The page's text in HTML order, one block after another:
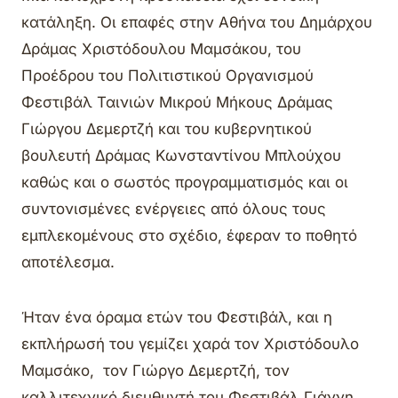
κατάληξη. Οι επαφές στην Αθήνα του Δημάρχου
Δράμας Χριστόδουλου Μαμσάκου, του
Προέδρου του Πολιτιστικού Οργανισμού
Φεστιβάλ Ταινιών Μικρού Μήκους Δράμας
Γιώργου Δεμερτζή και του κυβερνητικού
βουλευτή Δράμας Κωνσταντίνου Μπλούχου
καθώς και ο σωστός προγραμματισμός και οι
συντονισμένες ενέργειες από όλους τους
εμπλεκομένους στο σχέδιο, έφεραν το ποθητό
αποτέλεσμα.
Ήταν ένα όραμα ετών του Φεστιβάλ, και η
εκπλήρωσή του γεμίζει χαρά τον Χριστόδουλο
Μαμσάκο, τον Γιώργο Δεμερτζή, τον